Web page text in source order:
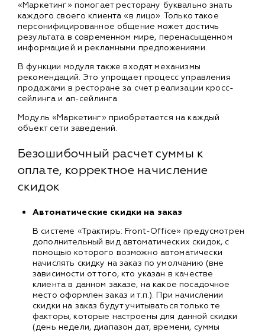
«Маркетинг» помогает ресторану буквально знать
каждого своего клиента «в лицо». Только такое
персонифицированное общение может достичь
результата в современном мире, перенасыщенном
информацией и рекламными предложениями.
В функции модуля также входят механизмы
рекомендаций. Это упрощает процесс управления
продажами в ресторане за счет реализации кросс-
сейлинга и ап-сейлинга.
Модуль «Маркетинг» приобретается на каждый
объект сети заведений.
Безошибочный расчет суммы к
оплате, корректное начисление
скидок
Автоматические скидки на заказ
В системе «Трактиръ: Front-Office» предусмотрен
дополнительный вид автоматических скидок, с
помощью которого возможно автоматически
начислять скидку на заказ по умолчанию (вне
зависимости от того, кто указан в качестве
клиента в данном заказе, на какое посадочное
место оформлен заказ и т.п.). При начислении
скидки на заказ будут учитываться только те
факторы, которые настроены для данной скидки
(день недели, диапазон дат, времени, суммы